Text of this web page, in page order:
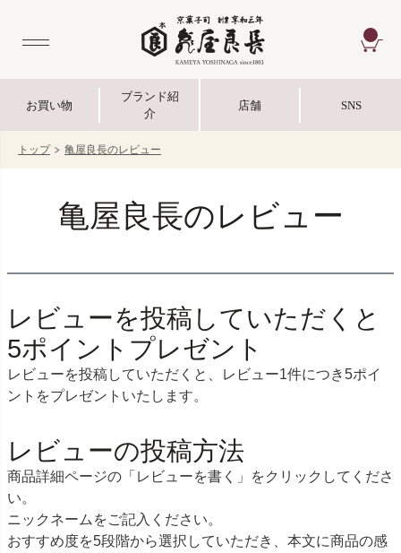
お買い物
ブランド紹
介
店舗 SNS
トップ 亀屋良長のレビュー
亀屋良長のレビュー
レビューを投稿していただくと
5ポイントプレゼント
レビューを投稿していただくと、レビュー1件につき5ポイ
ントをプレゼントいたします。
レビューの投稿方法
商品詳細ページの「レビューを書く」をクリックしてくださ
い。
ニックネームをご記入ください。
おすすめ度を5段階から選択していただき、本文に商品の感